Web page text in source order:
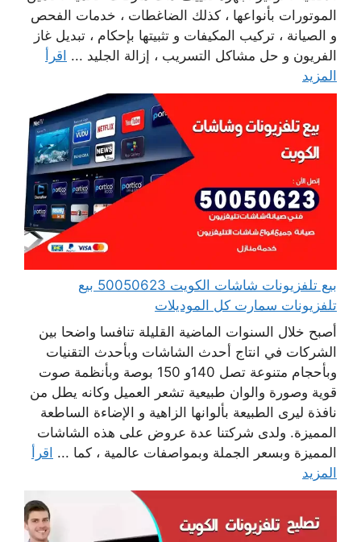
الموتورات بأنواعها ، كذلك الضاغطات ، خدمات الفحص
و الصيانة ، تركيب المكيفات و تثبيتها بإحكام ، تبديل غاز
الفريون و حل مشاكل التسريب ، إزالة الجليد ... اقرأ
المزيد
بيع تلفزيونات شاشات الكويت 50050623 بيع
تلفزيونات سمارت كل الموديلات
أصبح خلال السنوات الماضية القليلة تنافسا واضحا بين
الشركات في انتاج أحدث الشاشات وبأحدث التقنيات
وبأحجام متنوعة تصل 140و 150 بوصة وبأنظمة صوت
قوية وصورة والوان طبيعية تشعر العميل وكانه يطل من
نافذة ليرى الطبيعة بألوانها الزاهية و الإضاءة الساطعة
المميزة. ولدى شركتنا عدة عروض على هذه الشاشات
المميزة وبسعر الجملة وبمواصفات عالمية ، كما ... اقرأ
المزيد